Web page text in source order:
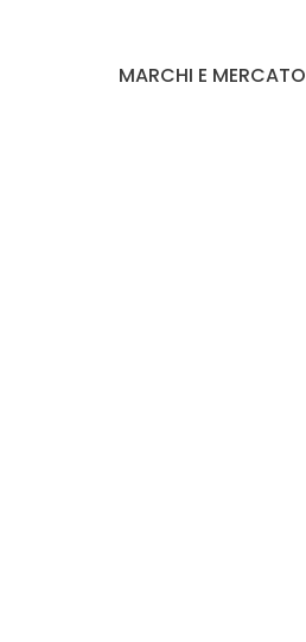
MARCHI E MERCATO